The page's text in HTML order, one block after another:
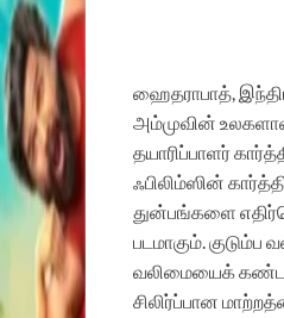
ஹைதராபாத்,
அம்முவின்
தயாரிப்பாளர்
ஃபிலிம்ஸின்
துன்பங்களை
படமாகும்.குடும்ப
வலிமையைக்
சிலிர்ப்பான